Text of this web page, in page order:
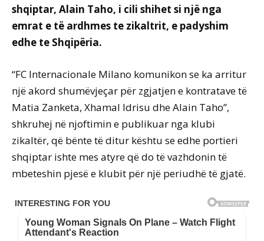
shqiptar, Alain Taho, i cili shihet si një nga
emrat e të ardhmes te zikaltrit, e padyshim
edhe te Shqipëria.
“FC Internacionale Milano komunikon se ka arritur
një akord shumëvjeçar për zgjatjen e kontratave të
Matia Zanketa, Xhamal Idrisu dhe Alain Taho”,
shkruhej në njoftimin e publikuar nga klubi
zikaltër, që bënte të ditur kështu se edhe portieri
shqiptar ishte mes atyre që do të vazhdonin të
mbeteshin pjesë e klubit për një periudhë të gjatë.